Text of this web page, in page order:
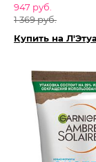
947 руб.
1 369 руб.
Купить на